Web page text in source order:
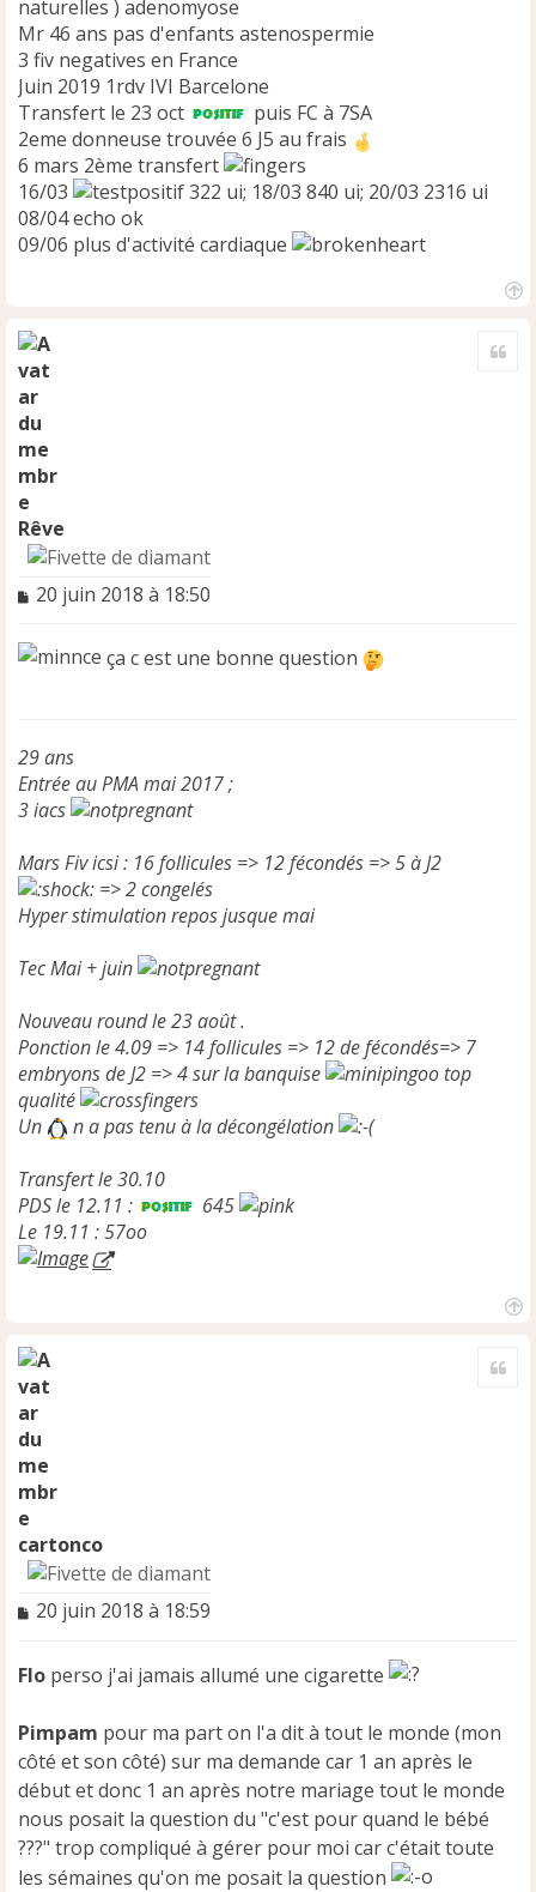
naturelles ) adenomyose
Mr 46 ans pas d'enfants astenospermie
3 fiv negatives en France
Juin 2019 1rdv IVI Barcelone
Transfert le 23 oct
puis FC à 7SA
2eme donneuse trouvée 6 J5 au frais
6 mars 2ème transfert
16/03
322 ui; 18/03 840 ui; 20/03 2316 ui
08/04 echo ok
09/06 plus d'activité cardiaque
Rêve
M
s
s
n
o
n
l
20 juin 2018 à 18:50
ça c est une bonne question
29 ans
Entrée au PMA mai 2017 ;
3 iacs
Mars Fiv icsi : 16 follicules => 12 fécondés => 5 à J2
=> 2 congelés
Hyper stimulation repos jusque mai
Tec Mai + juin
Nouveau round le 23 août .
Ponction le 4.09 => 14 follicules => 12 de fécondés=> 7
embryons de J2 => 4 sur la banquise
top
qualité
Un
n a pas tenu à la décongélation
Transfert le 30.10
PDS le 12.11 :
645
Le 19.11 : 57oo
cartonco
M
s
g
e
n
o
n
l
u
20 juin 2018 à 18:59
Flo perso j'ai jamais allumé une cigarette
Pimpam pour ma part on l'a dit à tout le monde (mon
côté et son côté) sur ma demande car 1 an après le
début et donc 1 an après notre mariage tout le monde
nous posait la question du "c'est pour quand le bébé
???" trop compliqué à gérer pour moi car c'était toute
les sémaines qu'on me posait la question